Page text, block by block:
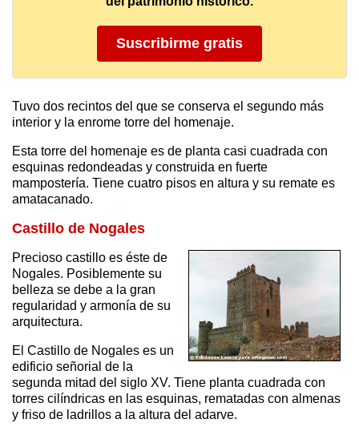
Suscribirme gratis
Tuvo dos recintos del que se conserva el segundo más
interior y la enrome torre del homenaje.
Esta torre del homenaje es de planta casi cuadrada con
esquinas redondeadas y construida en fuerte
mampostería. Tiene cuatro pisos en altura y su remate es
amatacanado.
Castillo de Nogales
Precioso castillo es éste de
Nogales. Posiblemente su
belleza se debe a la gran
regularidad y armonía de su
arquitectura.
El Castillo de Nogales es un
edificio señorial de la
segunda mitad del siglo XV. Tiene planta cuadrada con
torres cilíndricas en las esquinas, rematadas con almenas
y friso de ladrillos a la altura del adarve.